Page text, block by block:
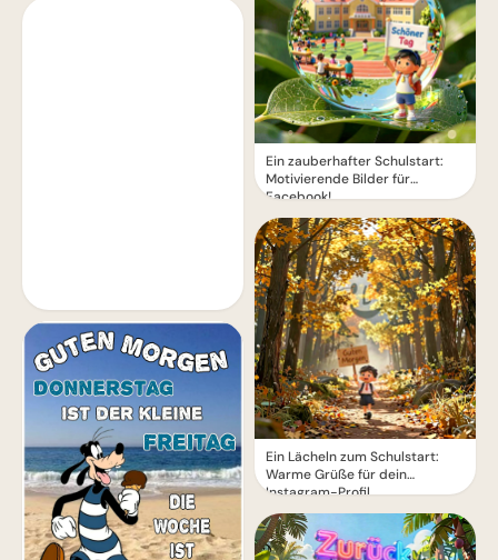
Ein zauberhafter Schulstart:
Motivierende Bilder für
Facebook!
Ein Lächeln zum Schulstart:
Warme Grüße für dein
Instagram-Profil